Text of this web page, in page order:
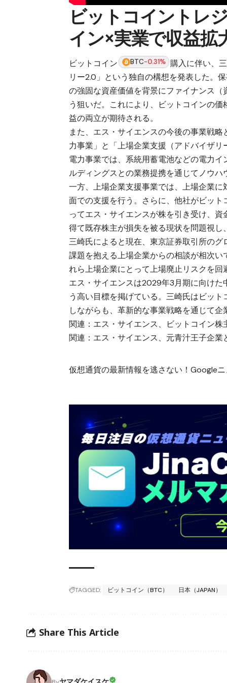
ビットコイントレ
イン×実業で収益拡
ビットコイン BTC-0.31% 購入に伴い、
リー2.0」という独自の構想を発表した。
の強固な資産価値を背景にファイナンス
う狙いだ。これにより、ビットコインの
益の両立が期待される。
また、エス・サイエンスの今後の事業戦
力事業」と「上場企業支援（アドバイザ
電力事業では、系統用蓄電池などの電力
ルディングスとの業務提携を通じてノウ
一方、上場企業支援事業では、上場企業
面での支援を行う。さらに、他社がビッ
ってエス・サイエンスが株を引き受け、
得て既存株主が損失を被る現状を問題視
三崎氏によると現在、東京証券取引所の
課題を抱える上場企業からの相談が相次
れら上場企業にとって上場廃止リスクを
エス・サイエンスは2029年3月期に向けた
う高い目標を掲げている。三崎氏はビッ
しながらも、革新的な事業戦略を通じて
関連： エス・サイエンス、ビットコイン
関連： エス・サイエンス、元青汁王子企
仮想通貨の最新情報を逃さない！Google
TAGGED: ビットコイン（BTC） 日本（JAPAN）
Share This Article